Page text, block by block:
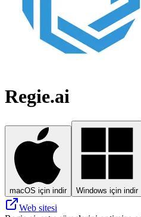
Regie.ai
macOS için indir Windows için indir
Web sitesi